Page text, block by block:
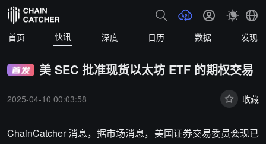
首页 快讯 深度 日历 数据 发现
美 SEC 批准现货以太坊 ETF 的期权交易
2025-04-10 00:03:58 收藏
ChainCatcher 消息，据市场消息，美国证券交易委员会现已